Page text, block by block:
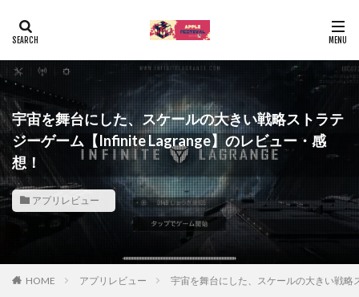
宇宙を舞台にした、スケールの大きい戦略ストラテ
ジーゲーム【Infinite Lagrange】のレビュー・感
想！
アプリレビュー
HOME アプリレビュー 宇宙を舞台にした、スケールの大きい戦